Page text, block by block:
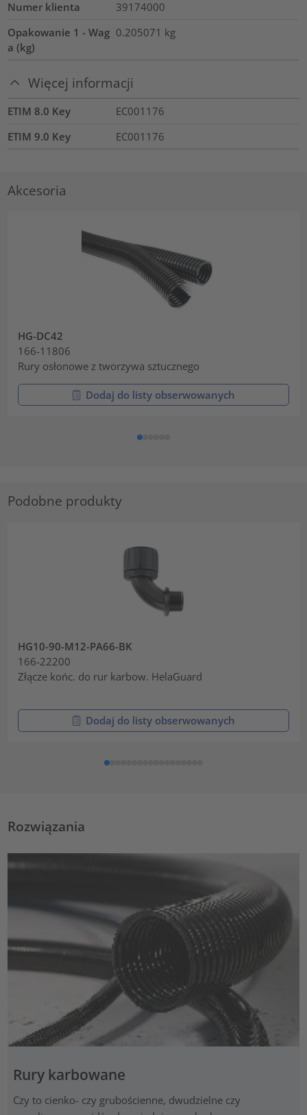
Numer klienta
39174000
Opakowanie 1 - Wag
a (kg)
0.205071 kg
Więcej informacji
ETIM 8.0 Key
EC001176
ETIM 9.0 Key
EC001176
Akcesoria
HG-DC42
166-11806
Rury osłonowe z tworzywa sztucznego
Dodaj do listy obserwowanych
Podobne produkty
HG10-90-M12-PA66-BK
166-22200
Złącze końc. do rur karbow. HelaGuard
Dodaj do listy obserwowanych
Rozwiązania
Rury karbowane
Czy to cienko- czy grubościenne, dwudzielne czy